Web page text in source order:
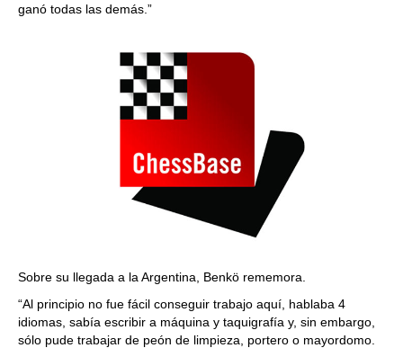
ganó todas las demás.”
Sobre su llegada a la Argentina, Benkö rememora.
“Al principio no fue fácil conseguir trabajo aquí, hablaba 4
idiomas, sabía escribir a máquina y taquigrafía y, sin embargo,
sólo pude trabajar de peón de limpieza, portero o mayordomo.